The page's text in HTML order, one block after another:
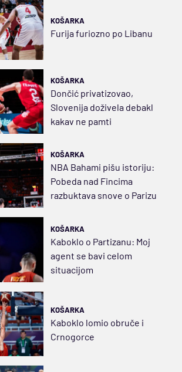
KOŠARKA
Furija furiozno po Libanu
KOŠARKA
Dončić privatizovao,
Slovenija doživela debakl
kakav ne pamti
KOŠARKA
NBA Bahami pišu istoriju:
Pobeda nad Fincima
razbuktava snove o Parizu
KOŠARKA
Kaboklo o Partizanu: Moj
agent se bavi celom
situacijom
KOŠARKA
Kaboklo lomio obruče i
Crnogorce